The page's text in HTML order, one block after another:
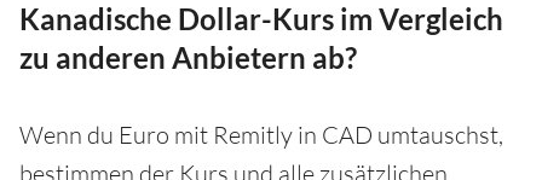
Kanadische Dollar-Kurs im Vergleich
zu anderen Anbietern ab?
Wenn du Euro mit Remitly in CAD umtauschst,
bestimmen der Kurs und alle zusätzlichen